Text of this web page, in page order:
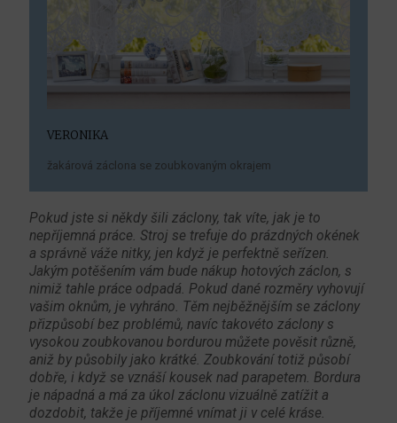
VERONIKA
žakárová záclona se zoubkovaným okrajem
Pokud jste si někdy šili záclony, tak víte, jak je to
nepříjemná práce. Stroj se trefuje do prázdných okének
a správně váže nitky, jen když je perfektně seřízen.
Jakým potěšením vám bude nákup hotových záclon, s
nimiž tahle práce odpadá. Pokud dané rozměry vyhovují
vašim oknům, je vyhráno. Těm nejběžnějším se záclony
přizpůsobí bez problémů, navíc takovéto záclony s
vysokou zoubkovanou bordurou můžete pověsit různě,
aniž by působily jako krátké. Zoubkování totiž působí
dobře, i když se vznáší kousek nad parapetem. Bordura
je nápadná a má za úkol záclonu vizuálně zatížit a
dozdobit, takže je příjemné vnímat ji v celé kráse.